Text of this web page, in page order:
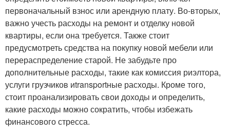
первоначальный взнос или арендную плату. Во-вторых,
важно учесть расходы на ремонт и отделку новой
квартиры, если она требуется. Также стоит
предусмотреть средства на покупку новой мебели или
перераспределение старой. Не забудьте про
дополнительные расходы, такие как комиссия риэлтора,
услуги грузчиков иtransportные расходы. Кроме того,
стоит проанализировать свои доходы и определить,
какие расходы можно сократить, чтобы избежать
финансового стресса.